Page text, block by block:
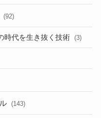
(92)
時代を生き抜く技術 (3)
(143)